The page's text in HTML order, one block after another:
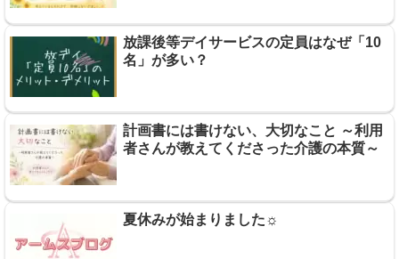
放課後等デイサービスの定員はなぜ「10
名」が多い？
計画書には書けない、大切なこと ～利用
者さんが教えてくださった介護の本質～
夏休みが始まりました☼